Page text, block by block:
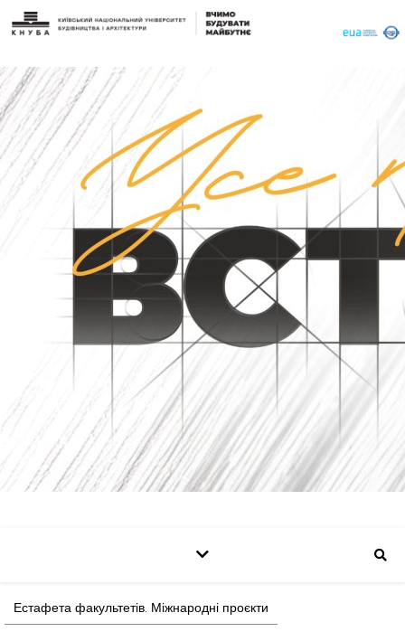
Естафета факультетів. Міжнародні проєкти